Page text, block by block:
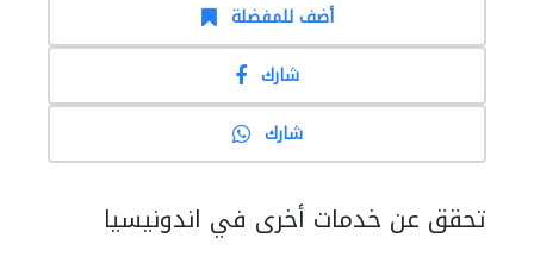
أضف للمفضلة
شارك
شارك
تحقق عن خدمات أخرى في اندونيسيا